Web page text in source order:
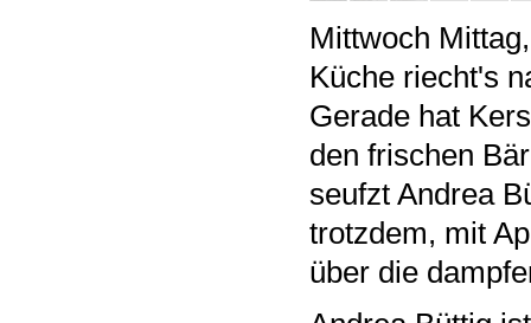
Mittwoch
Küche riecht's
Gerade hat
den frischen
seufzt Andrea
trotzdem, mit
über die